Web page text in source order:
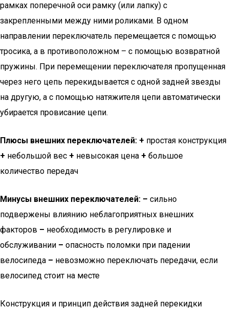
рамках поперечной оси рамку (или лапку) с
закрепленными между ними роликами. В одном
направлении переключатель перемещается с помощью
тросика, а в противоположном – с помощью возвратной
пружины. При перемещении переключателя пропущенная
через него цепь перекидывается с одной задней звезды
на другую, а с помощью натяжителя цепи автоматически
убирается провисание цепи.
Плюсы внешних переключателей: + простая конструкция
+ небольшой вес + невысокая цена + большое
количество передач
Минусы внешних переключателей: – сильно
подвержены влиянию неблагоприятных внешних
факторов – необходимость в регулировке и
обслуживании – опасность поломки при падении
велосипеда – невозможно переключать передачи, если
велосипед стоит на месте
Конструкция и принцип действия задней перекидки